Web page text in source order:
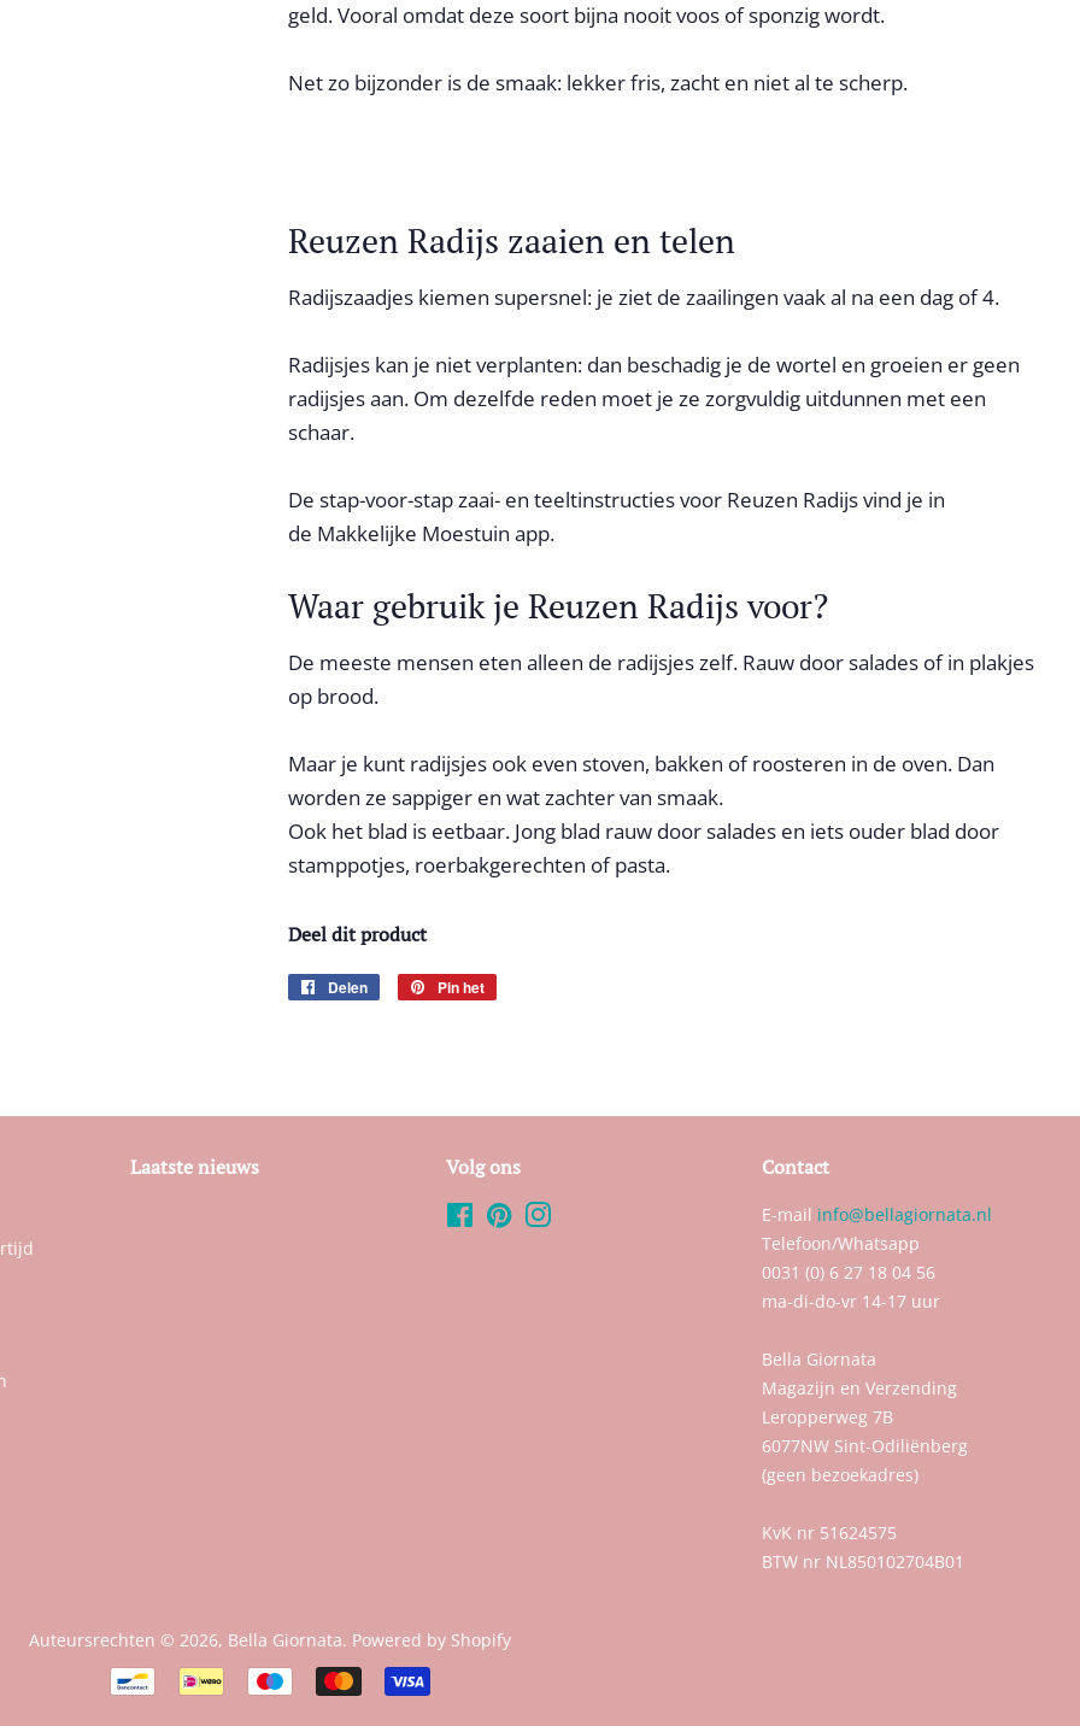
geld. Vooral omdat deze soort bijna nooit voos of sponzig wordt.
Net zo bijzonder is de smaak: lekker fris, zacht en niet al te scherp.
Reuzen Radijs zaaien en telen
Radijszaadjes kiemen supersnel: je ziet de zaailingen vaak al na een dag of 4.
Radijsjes kan je niet verplanten: dan beschadig je de wortel en groeien er geen
radijsjes aan. Om dezelfde reden moet je ze zorgvuldig uitdunnen met een
schaar.
De stap-voor-stap zaai- en teeltinstructies voor Reuzen Radijs vind je in
de Makkelijke Moestuin app.
Waar gebruik je Reuzen Radijs voor?
De meeste mensen eten alleen de radijsjes zelf. Rauw door salades of in plakjes
op brood.
Maar je kunt radijsjes ook even stoven, bakken of roosteren in de oven. Dan
worden ze sappiger en wat zachter van smaak.
Ook het blad is eetbaar. Jong blad rauw door salades en iets ouder blad door
stamppotjes, roerbakgerechten of pasta.
Deel dit product
Delen
Delen
Pin het
Laatste nieuws Volg ons
FacebookPinterest
Contact
E-mail info@bellagiornata.nl
Telefoon/Whatsapp
0031 (0) 6 27 18 04 56
ma-di-do-vr 14-17 uur
Bella Giornata
Magazijn en Verzending
Leropperweg 7B
6077NW Sint-Odiliënberg
(geen bezoekadres)
KvK nr 51624575
BTW nr NL850102704B01
Auteursrechten © 2026, Bella Giornata. Powered by Shopify
Betalingspictogrammen